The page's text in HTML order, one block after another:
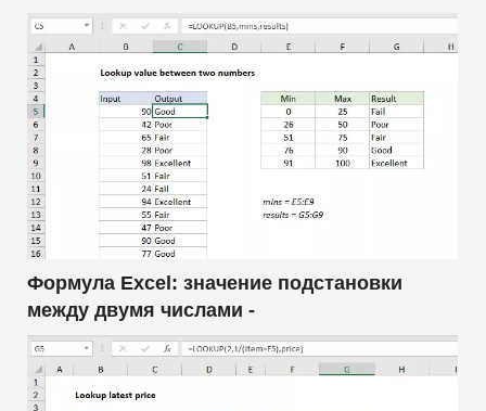
Формула Excel: значение подстановки
между двумя числами -